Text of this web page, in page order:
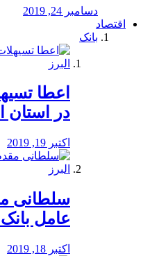
دسامبر 24, 2019
اقتصاد
بانک
️اعطا
در استان
اکتبر 19, 2019
سلطانی
عامل
اکتبر 18, 2019